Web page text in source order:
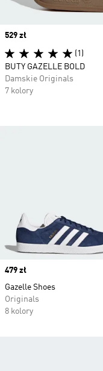
Price
479 zł
Gazelle Shoes
Originals
8 kolory
Price
529 zł
(1)
BUTY GAZELLE BOLD
Damskie Originals
7 kolory